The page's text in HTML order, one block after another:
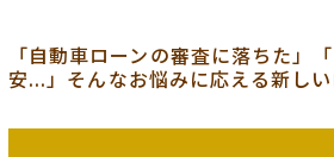
「自動車ローンの審査に落ちた」
安...」そんなお悩みに応える新し